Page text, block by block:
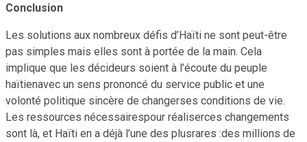
Conclusion
Les solutions aux nombreux défis d’Haïti ne sont peut-être
pas simples mais elles sont à portée de la main. Cela
implique que les décideurs soient à l’écoute du peuple
haïtienavec un sens prononcé du service public et une
volonté politique sincère de changerses conditions de vie.
Les ressources nécessairespour réaliserces changements
sont là, et Haïti en a déjà l’une des plusrares :des millions de